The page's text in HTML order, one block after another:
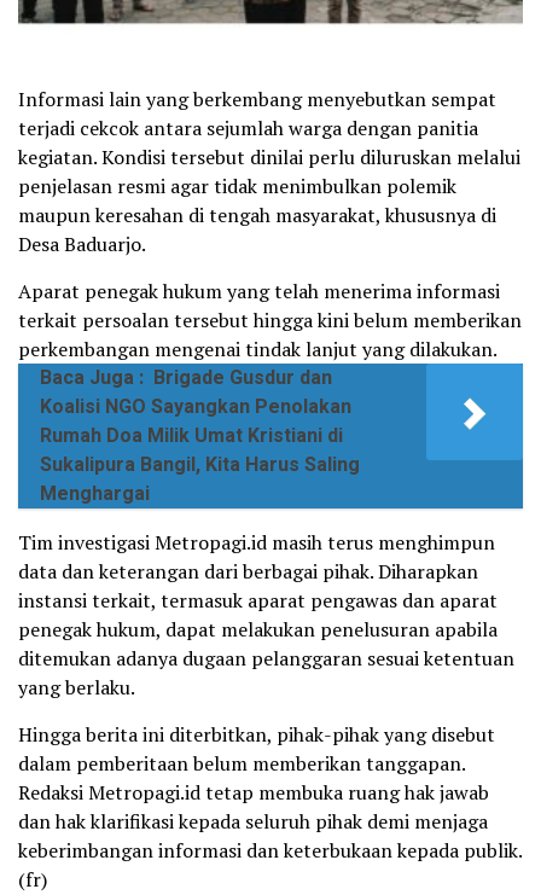
Informasi lain yang berkembang menyebutkan sempat
terjadi cekcok antara sejumlah warga dengan panitia
kegiatan. Kondisi tersebut dinilai perlu diluruskan melalui
penjelasan resmi agar tidak menimbulkan polemik
maupun keresahan di tengah masyarakat, khususnya di
Desa Baduarjo.
Aparat penegak hukum yang telah menerima informasi
terkait persoalan tersebut hingga kini belum memberikan
perkembangan mengenai tindak lanjut yang dilakukan.
Baca Juga : Brigade Gusdur dan
Koalisi NGO Sayangkan Penolakan
Rumah Doa Milik Umat Kristiani di
Sukalipura Bangil, Kita Harus Saling
Menghargai
Tim investigasi Metropagi.id masih terus menghimpun
data dan keterangan dari berbagai pihak. Diharapkan
instansi terkait, termasuk aparat pengawas dan aparat
penegak hukum, dapat melakukan penelusuran apabila
ditemukan adanya dugaan pelanggaran sesuai ketentuan
yang berlaku.
Hingga berita ini diterbitkan, pihak-pihak yang disebut
dalam pemberitaan belum memberikan tanggapan.
Redaksi Metropagi.id tetap membuka ruang hak jawab
dan hak klarifikasi kepada seluruh pihak demi menjaga
keberimbangan informasi dan keterbukaan kepada publik.
(fr)